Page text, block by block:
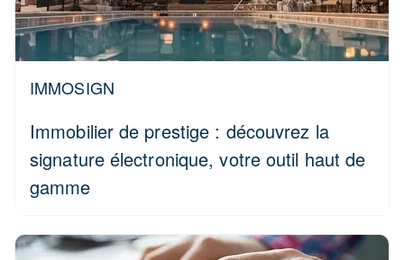
IMMOSIGN
Immobilier de prestige : découvrez la
signature électronique, votre outil haut de
gamme